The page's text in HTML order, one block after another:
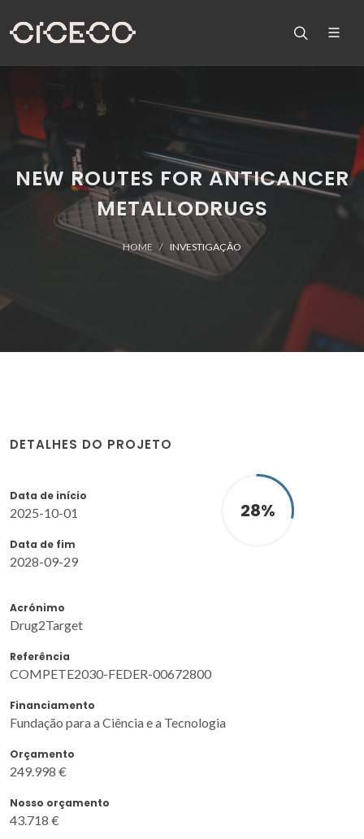
NEW ROUTES FOR ANTICANCER
METALLODRUGS
HOME INVESTIGAÇÃO
DETALHES DO PROJETO
Data de início
2025-10-01
Data de fim
2028-09-29
28%
Acrónimo
Drug2Target
Referência
COMPETE2030-FEDER-00672800
Financiamento
Fundação para a Ciência e a Tecnologia
Orçamento
249.998 €
Nosso orçamento
43.718 €